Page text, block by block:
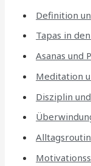
Definition
Tapas in
Asanas und
Meditation
Disziplin